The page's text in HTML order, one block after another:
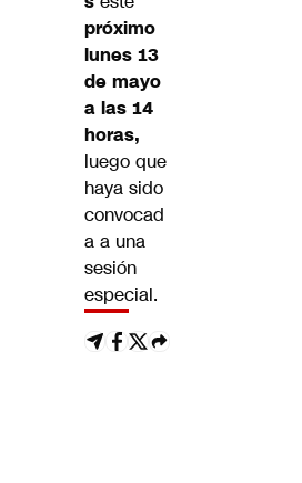
próximo
lunes 13
de mayo
a las 14
horas,
luego que
haya sido
convocad
a a una
sesión
especial.